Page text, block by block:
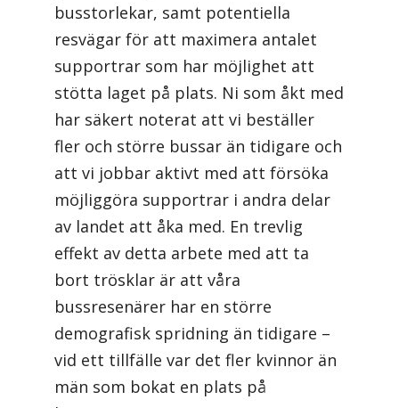
busstorlekar, samt potentiella
resvägar för att maximera antalet
supportrar som har möjlighet att
stötta laget på plats. Ni som åkt med
har säkert noterat att vi beställer
fler och större bussar än tidigare och
att vi jobbar aktivt med att försöka
möjliggöra supportrar i andra delar
av landet att åka med. En trevlig
effekt av detta arbete med att ta
bort trösklar är att våra
bussresenärer har en större
demografisk spridning än tidigare –
vid ett tillfälle var det fler kvinnor än
män som bokat en plats på